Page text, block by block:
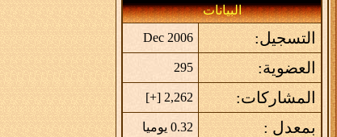
البيانات
التسجيل: Dec 2006
العضوية: 295
المشاركات: 2,262 [
+
]
بمعدل : 0.32 يوميا